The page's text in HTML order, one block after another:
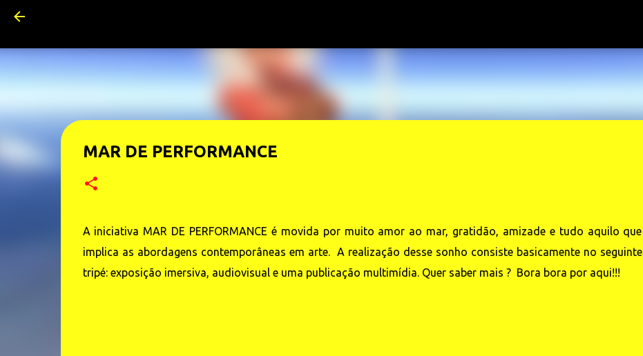
MAR DE PERFORMANCE
A iniciativa MAR DE PERFORMANCE é movida por muito amor ao mar, gratidão, amizade e tudo aquilo que
implica as abordagens contemporâneas em arte. A realização desse sonho consiste basicamente no seguinte
tripé: exposição imersiva, audiovisual e uma publicação multimídia. Quer saber mais ? Bora bora por aqui!!!